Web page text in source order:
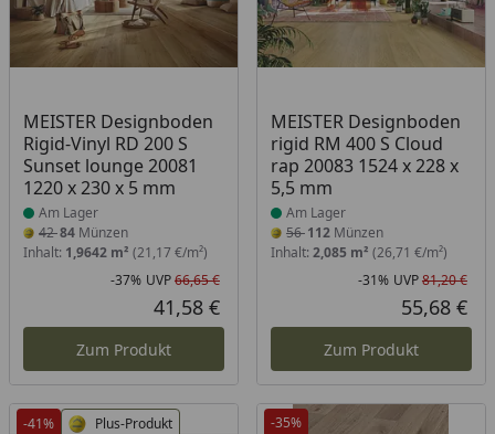
MEISTER Designboden
Rigid-Vinyl RD 200 S
Sunset lounge 20081
1220 x 230 x 5 mm
Produkt am Lager
Am Lager
4284 Münzen
Inhalt: 1,9642 m² (21,17 €/m²)
Rabatt in Prozent
-37%
Ursprünglicher Preis
UVP66,65 €
Aktueller Preis
41,58 €
Zum Produkt
MEISTER Designboden
rigid RM 400 S Cloud
rap 20083 1524 x 228 x
5,5 mm
Produkt am Lager
Am Lager
56112Münzen
Inhalt: 2,085 m² (26,71 €/m²)
-31% UVP81,20 €
55,68 €
Zum Produkt
-41% Plus-Produkt -35%